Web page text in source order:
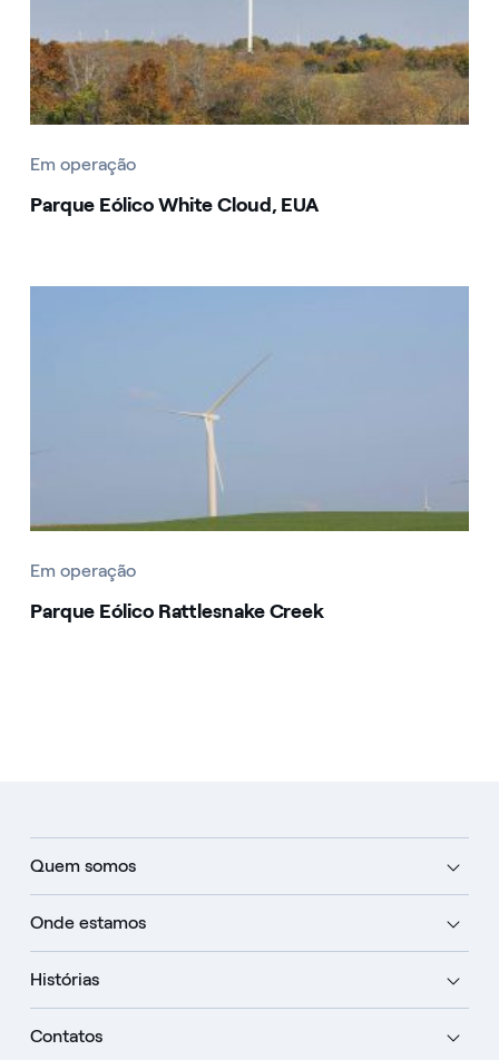
Em operação
Parque Eólico White Cloud, EUA
Em operação
Parque Eólico Rattlesnake Creek
Quem somos
Onde estamos
Histórias
Contatos